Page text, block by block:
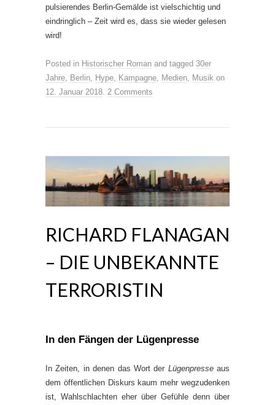
pulsierendes Berlin-Gemälde ist vielschichtig und
eindringlich – Zeit wird es, dass sie wieder gelesen
wird!
Posted in Historischer Roman and tagged 30er
Jahre, Berlin, Hype, Kampagne, Medien, Musik on
12. Januar 2018. 2 Comments
RICHARD FLANAGAN
– DIE UNBEKANNTE
TERRORISTIN
In den Fängen der Lügenpresse
In Zeiten, in denen das Wort der Lügenpresse aus
dem öffentlichen Diskurs kaum mehr wegzudenken
ist, Wahlschlachten eher über Gefühle denn über